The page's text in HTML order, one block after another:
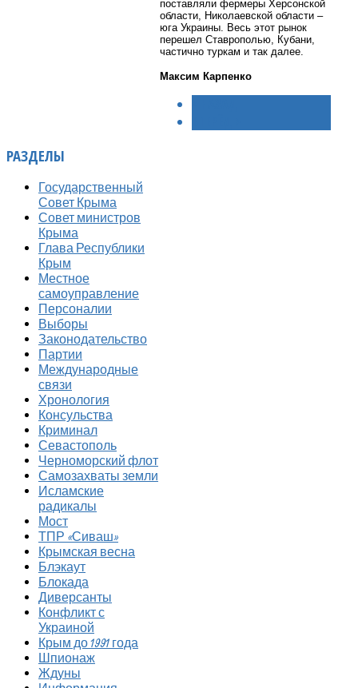
поставляли фермеры Херсонской
области, Николаевской области –
юга Украины. Весь этот рынок
перешел Ставрополью, Кубани,
частично туркам и так далее.
Максим Карпенко
РАЗДЕЛЫ
Государственный
Совет Крыма
Совет министров
Крыма
Глава Республики
Крым
Местное
самоуправление
Персоналии
Выборы
Законодательство
Партии
Международные
связи
Хронология
Консульства
Криминал
Севастополь
Черноморский флот
Самозахваты земли
Исламские
радикалы
Мост
ТПР «Сиваш»
Крымская весна
Блэкаут
Блокада
Диверсанты
Конфликт с
Украиной
Крым до 1991 года
Шпионаж
Ждуны